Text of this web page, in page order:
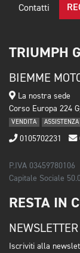
Contatti
TRIUMPH
BIEMME
La nostra sede
Corso Europa 224
VENDITA ASSISTENZA
0105702231
P.IVA 03459780106
Capitale Sociale
RESTA IN
NEWSLETTER
Iscriviti alla